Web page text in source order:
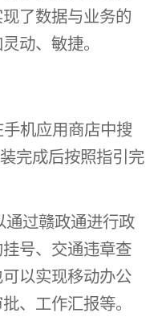
了数据与业务的
动、敏捷。
机应用商店中搜
完成后按照指引完
过赣政通进行政
号、交通违章查
以实现移动办公
、工作汇报等。